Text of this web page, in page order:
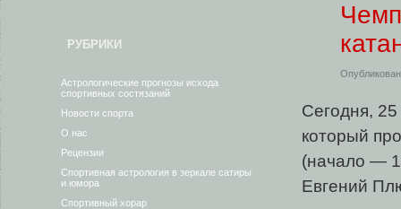
РУБРИКИ
Астрологические прогнозы исхода
спортивных состязаний
Новости спорта
О нас
Рецензии
Спортивная астрология в зеркале сатиры
и юмора
Спортивный хорар
Сегодня,
который
(начало —
Евгений